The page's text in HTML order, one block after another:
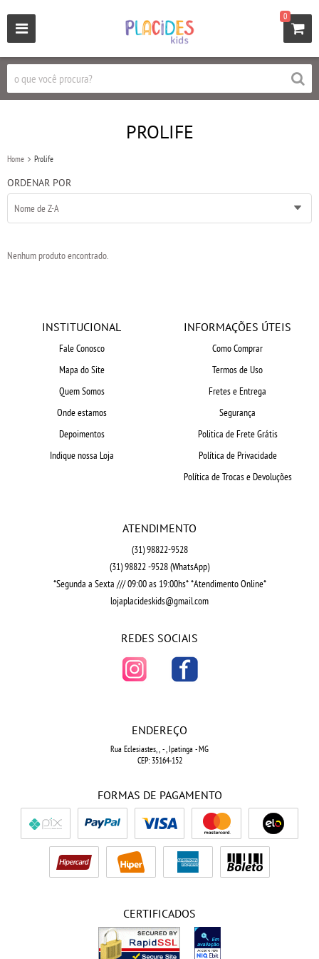
0
PROLIFE
Home Prolife
ORDENAR POR
Nome de Z-A
Nenhum produto encontrado.
INSTITUCIONAL
Fale Conosco
Mapa do Site
Quem Somos
Onde estamos
Depoimentos
Indique nossa Loja
INFORMAÇÕES ÚTEIS
Como Comprar
Termos de Uso
Fretes e Entrega
Segurança
Politica de Frete Grátis
Política de Privacidade
Política de Trocas e Devoluções
ATENDIMENTO
(31)98822-9528
(31)98822 -9528(WhatsApp)
*Segunda a Sexta /// 09:00 as 19:00hs* *Atendimento Online*
lojaplacideskids@gmail.com
REDES SOCIAIS
ENDEREÇO
Rua Eclesiastes, , - , Ipatinga -MG
CEP: 35164-152
FORMAS DE PAGAMENTO
CERTIFICADOS